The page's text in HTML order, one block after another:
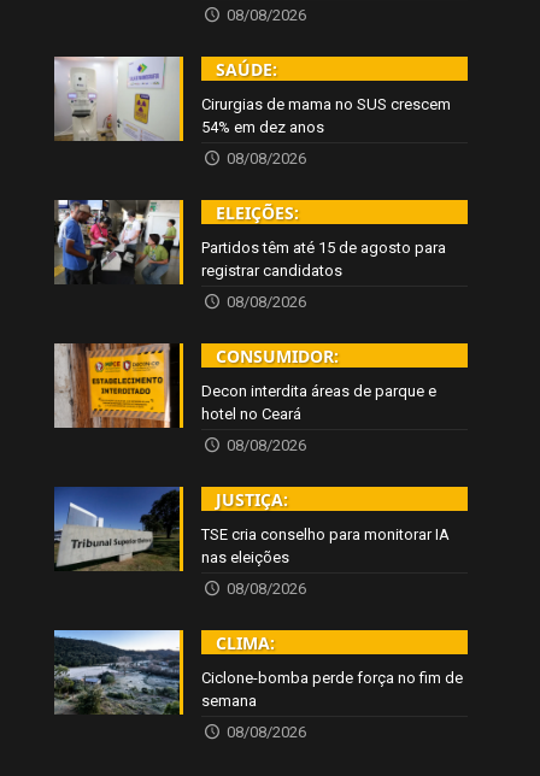
08/08/2026
SAÚDE:
Cirurgias de mama no SUS crescem
54% em dez anos
08/08/2026
ELEIÇÕES:
Partidos têm até 15 de agosto para
registrar candidatos
08/08/2026
CONSUMIDOR:
Decon interdita áreas de parque e
hotel no Ceará
08/08/2026
JUSTIÇA:
TSE cria conselho para monitorar IA
nas eleições
08/08/2026
CLIMA:
Ciclone-bomba perde força no fim de
semana
08/08/2026